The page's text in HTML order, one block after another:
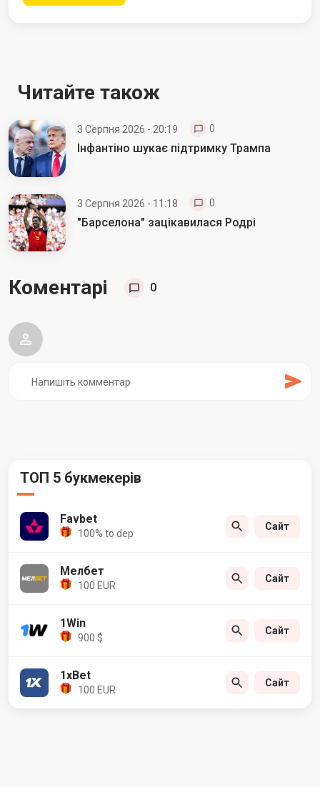
Читайте також
3 Серпня 2026 - 20:19 0
Інфантіно шукає підтримку Трампа
3 Серпня 2026 - 11:18 0
"Барселона" зацікавилася Родрі
Коментарі 0
ТОП 5 букмекерів
Favbet
100% to dep
Сайт
Мелбет
100 EUR
Сайт
1Win
900 $
Сайт
1xBet
100 EUR
Сайт